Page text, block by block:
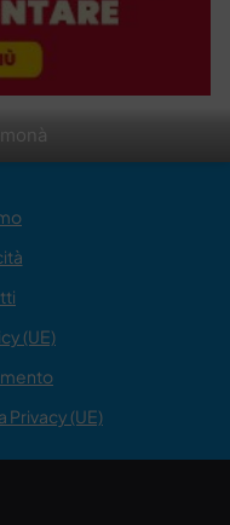
(UE)
Privacy (UE)